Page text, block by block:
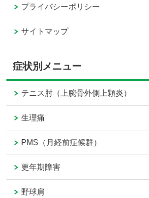
プライバシーポリシー
サイトマップ
症状別メニュー
テニス肘（上腕骨外側上顆炎）
生理痛
PMS（月経前症候群）
更年期障害
野球肩